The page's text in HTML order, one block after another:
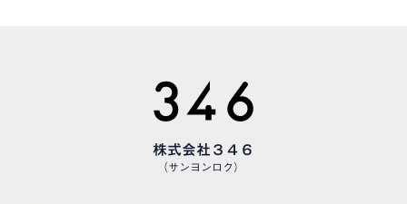
株式会社３４６
（サンヨンロク）